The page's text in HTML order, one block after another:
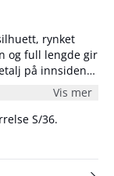
rynket
og full lengde gir
på innsiden
uttrykk.Vis mer
S/36.